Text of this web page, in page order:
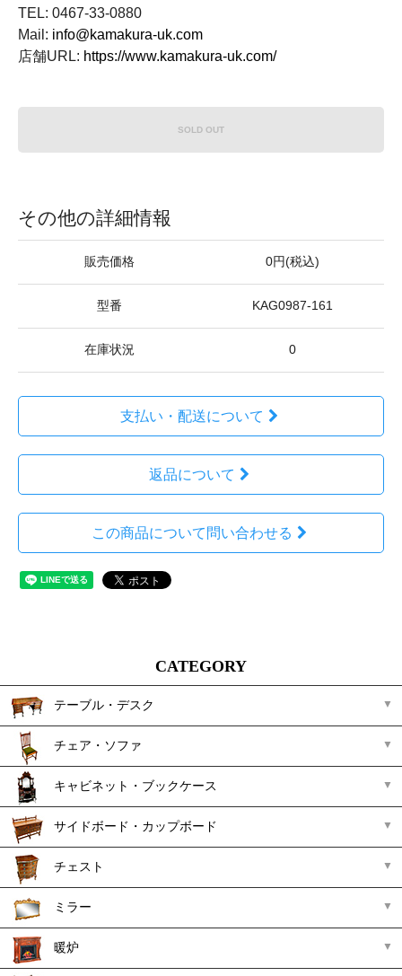
TEL: 0467-33-0880
Mail: info@kamakura-uk.com
店舗URL: https://www.kamakura-uk.com/
SOLD OUT
その他の詳細情報
販売価格 0円(税込)
型番 KAG0987-161
在庫状況 0
支払い・配送について
返品について
この商品について問い合わせる
CATEGORY
テーブル・デスク
チェア・ソファ
キャビネット・ブックケース
サイドボード・カップボード
チェスト
ミラー
暖炉